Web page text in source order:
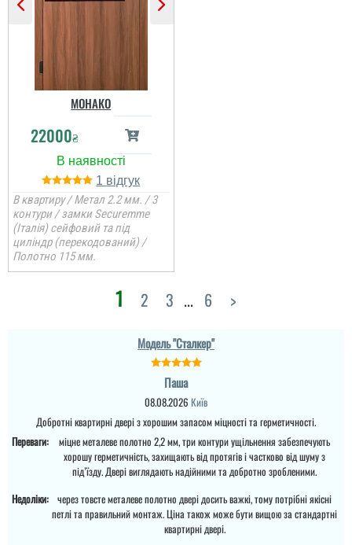
колір вільха дуже пасує
і вставки молдингу,
просто шикарно...
МОНАКО
22000₴
1
В квартиру / Метал 2.2 мм. / 3
контури / замки Securemme
(Італія) сейфовий та під
циліндр (перекодований) /
Полотно 115 мм.
1 2 3 ... 6 >
Модель "Сталкер"
Паша
08.08.2026 Київ
Добротні квартирні двері з хорошим запасом міцності та герметичності.
Переваги:
міцне металеве полотно 2,2 мм, три контури ущільнення забезпечують
хорошу герметичність, захищають від протягів і частково від шуму з
під’їзду. Двері виглядають надійними та добротно зробленими.
Недоліки: через товсте металеве полотно двері досить важкі, тому потрібні якісні
петлі та правильний монтаж. Ціна також може бути вищою за стандартні
квартирні двері.